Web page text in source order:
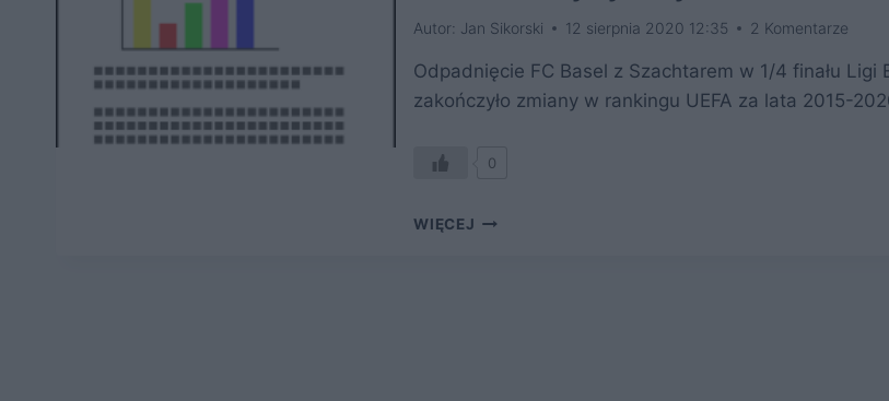
Autor: Jan Sikorski 12 sierpnia 2020 12:35 2 Komentarze
Odpadnięcie FC Basel z Szachtarem w 1/4 finału Ligi
zakończyło zmiany w rankingu UEFA za lata 2015-
0
WIĘCEJ POWOLI